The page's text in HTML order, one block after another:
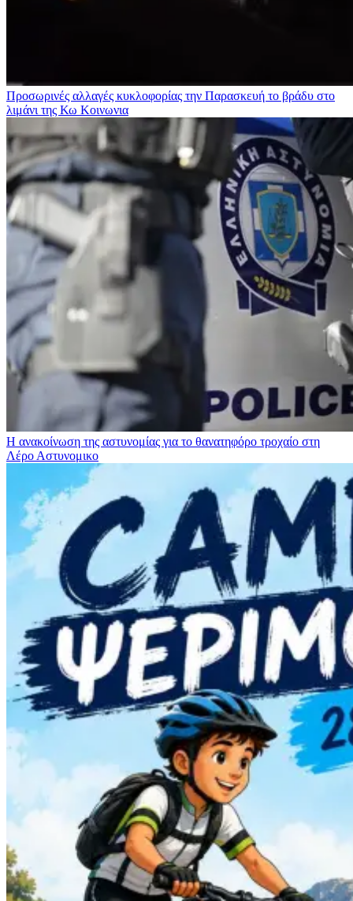
Προσωρινές αλλαγές κυκλοφορίας την Παρασκευή το βράδυ στο
λιμάνι της Κω Κοινωνια
Η ανακοίνωση της αστυνομίας για το θανατηφόρο τροχαίο στη
Λέρο Αστυνομικο